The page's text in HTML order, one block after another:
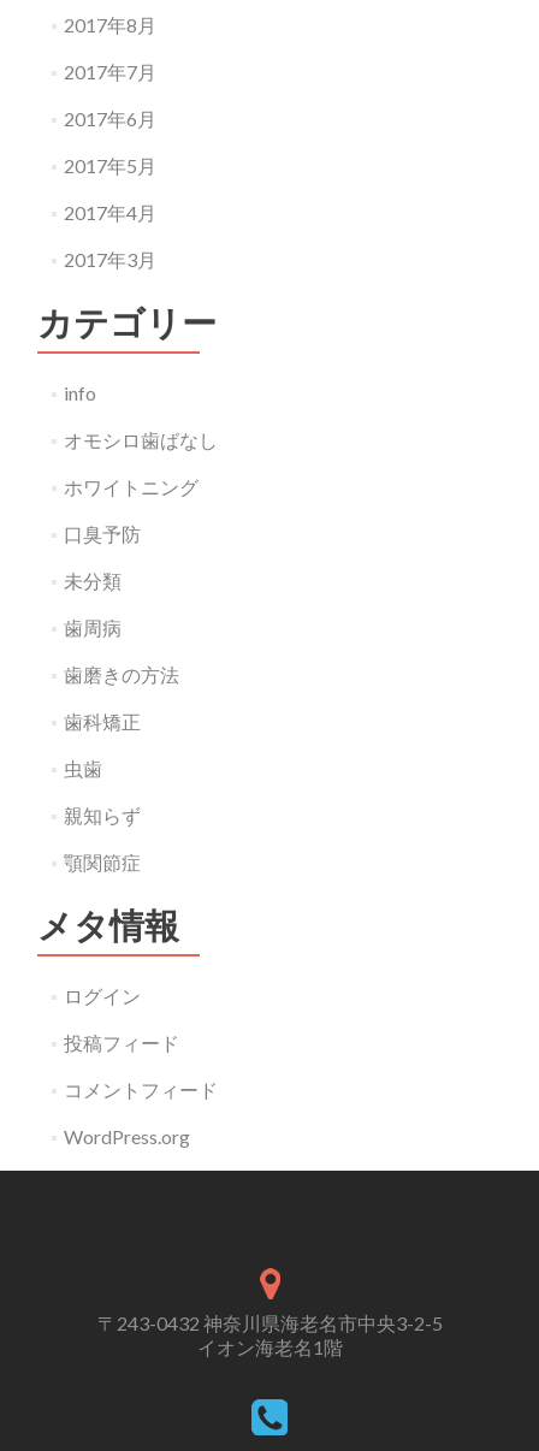
2017年8月
2017年7月
2017年6月
2017年5月
2017年4月
2017年3月
カテゴリー
info
オモシロ歯ばなし
ホワイトニング
口臭予防
未分類
歯周病
歯磨きの方法
歯科矯正
虫歯
親知らず
顎関節症
メタ情報
ログイン
投稿フィード
コメントフィード
WordPress.org
〒243-0432 神奈川県海老名市中央3-2-5
イオン海老名1階